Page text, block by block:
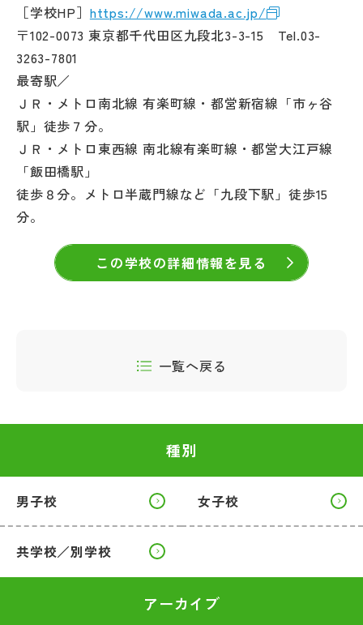
［学校HP］ https://www.miwada.ac.jp/
〒102-0073 東京都千代田区九段北3-3-15 Tel.03-
3263-7801
最寄駅／
ＪＲ・メトロ南北線 有楽町線・都営新宿線「市ヶ谷
駅」徒歩７分。
ＪＲ・メトロ東西線 南北線有楽町線・都営大江戸線
「飯田橋駅」
徒歩８分。メトロ半蔵門線など「九段下駅」徒歩15
分。
この学校の詳細情報を見る
一覧へ戻る
種別
男子校 女子校
共学校／別学校
アーカイブ